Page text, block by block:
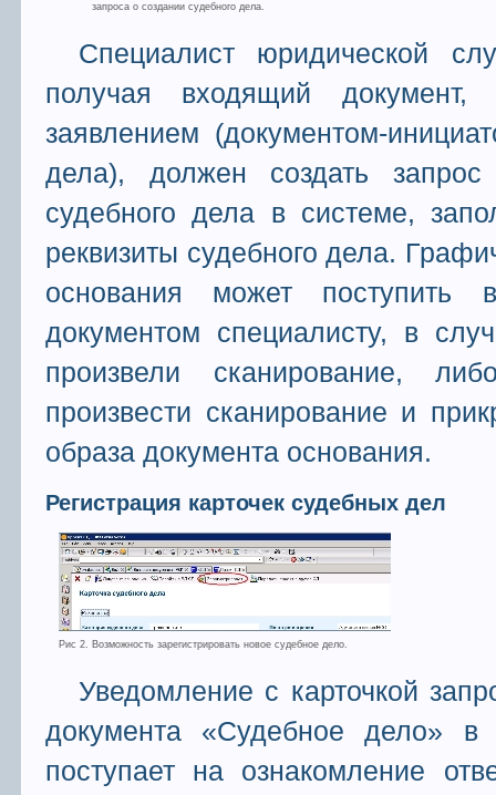
запроса о создании судебного дела.
Специалист юридической
получая входящий документ,
заявлением (документом-
дела), должен создать
судебного дела в системе,
реквизиты судебного дела.
основания может
документом специалисту, в
произвели сканирование,
произвести сканирование и
образа документа основания.
Регистрация карточек судебных дел
Рис 2. Возможность зарегистрировать новое судебное дело.
Уведомление с карточкой
документа «Судебное дело» в
поступает на ознакомление